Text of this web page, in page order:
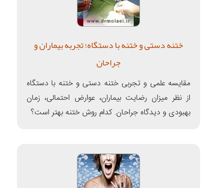
ختنه دستی و ختنه با دستگاه؛ تجربه بیماران و
جراحان
مقایسه علمی و تجربی ختنه دستی و ختنه با دستگاه
از نظر میزان رضایت بیماران، عوارض احتمالی، زمان
بهبودی و دیدگاه جراحان. کدام روش ختنه بهتر است؟